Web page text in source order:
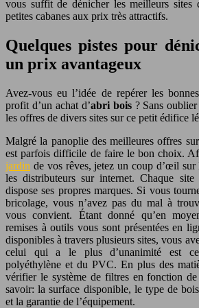
vous suffit de dénicher les meilleurs sites
petites cabanes aux prix très attractifs.
Quelques pistes pour
un prix avantageux
Avez-vous eu l’idée de repérer les
profit d’un achat d’abri bois ? Sans
les offres de divers sites sur ce petit édifice
Malgré la panoplie des meilleures offres
est parfois difficile de faire le bon choix.
jardin de vos rêves, jetez un coup d’œil sur
les distributeurs sur internet. Chaque
dispose ses propres marques. Si vous
bricolage, vous n’avez pas du mal à
vous convient. Étant donné qu’en
remises à outils vous sont présentées en
disponibles à travers plusieurs sites, vous
celui qui a le plus d’unanimité est
polyéthylène et du PVC. En plus des
vérifier le système de filtres en fonction
savoir: la surface disponible, le type de
et la garantie de l’équipement.